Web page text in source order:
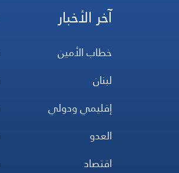
آخر الأخبار
خطاب الأمين
لبنان
إقليمي ودولي
العدو
اقتصاد